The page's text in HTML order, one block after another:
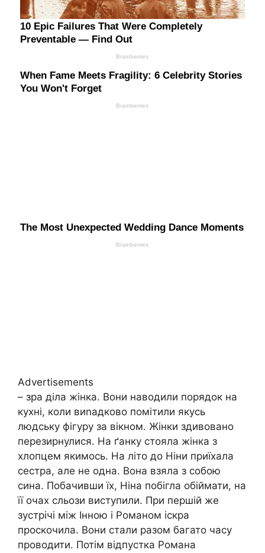
Advertisements
– зра діла жінка. Вони наводили порядок на
кухні, коли виnадково помітили якусь
людську фігуру за вікном. Жінки здивовано
перезирнулися. На ґанку стояла жінка з
хлопцем якимось. На літо до Ніни приїхала
сестра, але не одна. Вона взяла з собою
сина. Побачивши їх, Ніна побігла обіймати, на
її очах сльози виступили. При першій же
зустрічі між Інною і Романом іскра
проскочила. Вони стали разом багато часу
проводити. Потім відпустка Романа